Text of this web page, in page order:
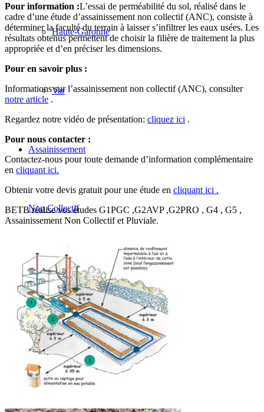
Haute-Garonne
Var
Assainissement
Non Collectif
Aude
Bouches-du-Rhône
Haute-Garonne
Pour information :L’essai de perméabilité du sol, réalisé dans le
cadre d’une étude d’assainissement non collectif (ANC), consiste à
déterminer la faculté du terrain à laisser s’infiltrer les eaux usées. Les
résultats obtenus permettent de choisir la filière de traitement la plus
appropriée et d’en préciser les dimensions.
Pour en savoir plus :
Informations sur l’assainissement non collectif (ANC), consulter
notre article .
Regardez notre vidéo de présentation: cliquez ici .
Pour nous contacter :
Contactez-nous pour toute demande d’information complémentaire
en cliquant ici.
Obtenir votre devis gratuit pour une étude en cliquant ici .
BETB réalise vos études G1PGC ,G2AVP ,G2PRO , G4 , G5 ,
Assainissement Non Collectif et Pluviale.